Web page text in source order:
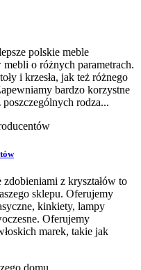
polskie meble
o różnych parametrach.
i krzesła, jak też różnego
bardzo korzystne
rodza...
z kryształów to
sklepu. Oferujemy
kinkiety, lampy
Oferujemy
marek, takie jak